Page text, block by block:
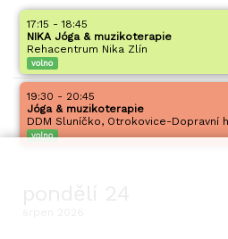
17:15 - 18:45
NIKA Jóga & muzikoterapie
Rehacentrum Nika Zlín
volno
19:30 - 20:45
Jóga & muzikoterapie
DDM Sluníčko, Otrokovice-Dopravní
volno